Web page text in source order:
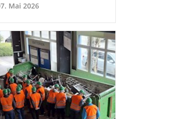
Mai 2026